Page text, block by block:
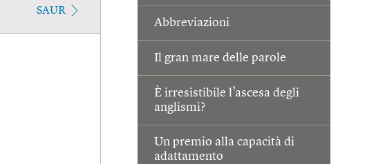
Abbreviazioni
Il gran mare delle parole
È irresistibile l’ascesa degli
anglismi?
Un premio alla capacità di
adattamento
SAUR